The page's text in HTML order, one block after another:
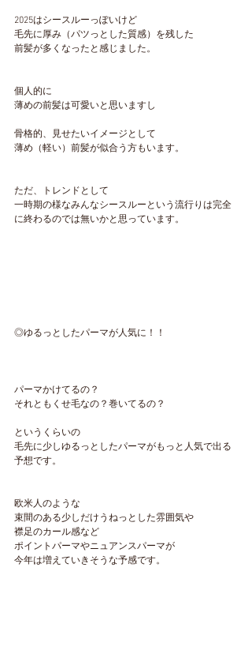
2025はシースルーっぽいけど
毛先に厚み（パツっとした質感）を残した
前髪が多くなったと感じました。
個人的に
薄めの前髪は可愛いと思いますし
骨格的、見せたいイメージとして
薄め（軽い）前髪が似合う方もいます。
ただ、トレンドとして
一時期の様なみんなシースルーという流行りは完全
に終わるのでは無いかと思っています。
◎ゆるっとしたパーマが人気に！！
パーマかけてるの？
それともくせ毛なの？巻いてるの？
というくらいの
毛先に少しゆるっとしたパーマがもっと人気で出る
予想です。
欧米人のような
束間のある少しだけうねっとした雰囲気や
襟足のカール感など
ポイントパーマやニュアンスパーマが
今年は増えていきそうな予感です。